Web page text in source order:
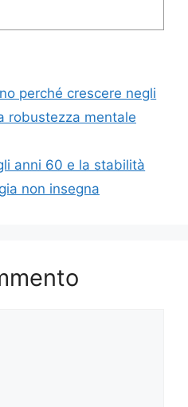
perché crescere negli
robustezza mentale
anni 60 e la stabilità
non insegna